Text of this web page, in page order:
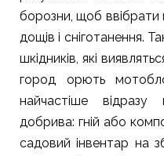
борозни, щоб ввібрати
дощів і сніготанення.
шкідників, які
город орють
найчастіше відразу
добрива: гній або
садовий інвентар на